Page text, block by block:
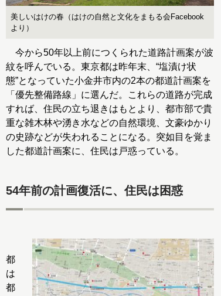
美しいはけの春（はけの自然と文化をまもる会Facebook
より）
今から50年以上前につくられた道路計画案が波
紋を呼んでいる。東京都は昨年末、“塩漬け状
態”となっていた小金井市内の2本の都道計画案を
「優先整備路線」に選んだ。これらの道路が完成
すれば、住民の立ち退きはもとより、都市部で貴
重な雑木林や湧き水などの自然環境、文豪ゆかり
の史跡などが失われることになる。突如目を覚ま
した都道計画案に、住民は戸惑っている。
54年前の計画復活に、住民は困惑
都
は
都